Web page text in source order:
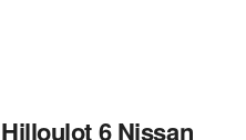
Hilloulot 6 Nissan